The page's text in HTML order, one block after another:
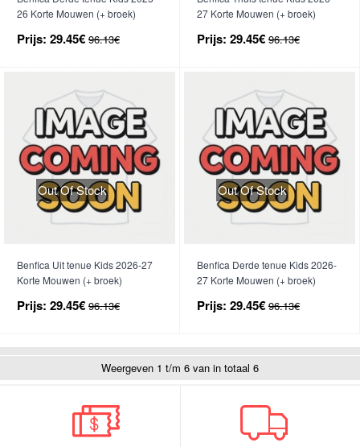
26 Korte Mouwen (+ broek)
Prijs: 29.45€ 96.13€
27 Korte Mouwen (+ broek)
Prijs: 29.45€ 96.13€
Out Of Stock
Benfica Uit tenue Kids 2026-27
Korte Mouwen (+ broek)
Prijs: 29.45€ 96.13€
Out Of Stock
Benfica Derde tenue Kids 2026-
27 Korte Mouwen (+ broek)
Prijs: 29.45€ 96.13€
Weergeven 1 t/m 6 van in totaal 6